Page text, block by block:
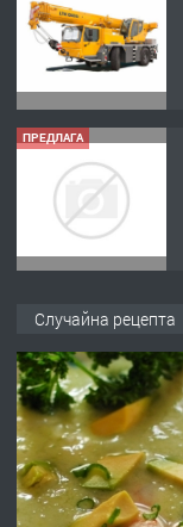
ПРЕДЛАГА
ПРЕДЛАГА
Случайна рецепта